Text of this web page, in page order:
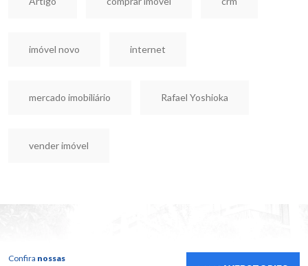
imóvel novo internet
mercado imobiliário Rafael Yoshioka
vender imóvel
Confira nossas